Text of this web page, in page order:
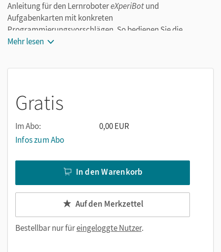
Anleitung für den LernrobotereXperiBotund
Aufgabenkarten mit konkreten
Programmierungsvorschlägen. So bedienen Sie die
Lehrplanthemen Digitale Technologie und
programmieren“.
Mehr lesen
Gratis
Im Abo:
0,00 EUR
Infos zum Abo
In den Warenkorb
Auf den Merkzettel
Bestellbar nur füreingeloggte Nutzer.